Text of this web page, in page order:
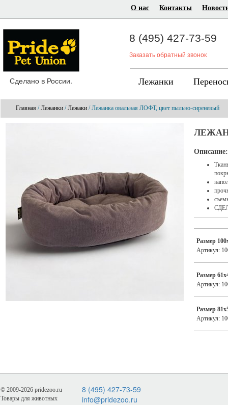
О нас Контакты
Сделано в России.
8 (495) 427-73-59
Заказать обратный звонок
Лежанки
Главная /Лежанки /Лежаки / Лежанка овальная ЛОФТ, цвет пыльно-сиреневый
Описание:
Размер
Артикул:
Размер
Артикул:
Размер
Артикул:
© 2009-2026 pridezoo.ru
Товары для животных
8 (495) 427-73-59
info@pridezoo.ru